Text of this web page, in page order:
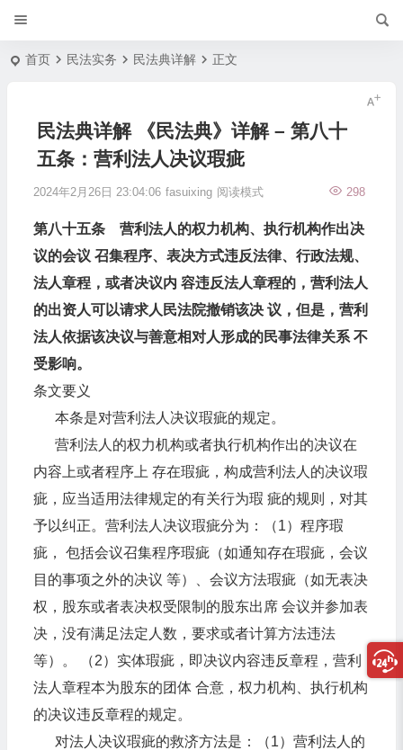
首页 民法实务 民法典详解 正文
民法典详解 《民法典》详解 – 第八十
五条：营利法人决议瑕疵
2024年2月26日 23:04:06 fasuixing 298
阅读模式
第八十五条 营利法人的权力机构、执行机构作出决
议的会议 召集程序、表决方式违反法律、行政法规、
法人章程，或者决议内 容违反法人章程的，营利法人
的出资人可以请求人民法院撤销该决 议，但是，营利
法人依据该决议与善意相对人形成的民事法律关系 不
受影响。
条文要义
本条是对营利法人决议瑕疵的规定。
营利法人的权力机构或者执行机构作出的决议在
内容上或者程序上 存在瑕疵，构成营利法人的决议瑕
疵，应当适用法律规定的有关行为瑕 疵的规则，对其
予以纠正。营利法人决议瑕疵分为：（1）程序瑕
疵， 包括会议召集程序瑕疵（如通知存在瑕疵，会议
目的事项之外的决议 等）、会议方法瑕疵（如无表决
权，股东或者表决权受限制的股东出席 会议并参加表
决，没有满足法定人数，要求或者计算方法违法
等）。 （2）实体瑕疵，即决议内容违反章程，营利
法人章程本为股东的团体 合意，权力机构、执行机构
的决议违反章程的规定。
对法人决议瑕疵的救济方法是：（1）营利法人的